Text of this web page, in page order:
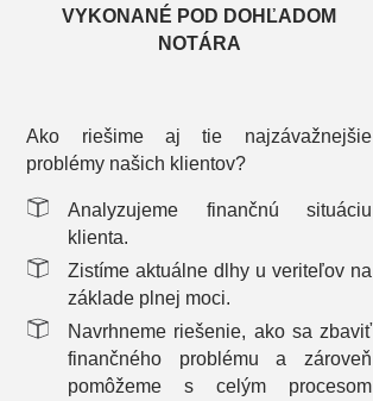
VYKONANÉ POD DOHĽADOM
NOTÁRA
Ako riešime aj tie najzávažnejšie
problémy našich klientov?
Analyzujeme finančnú situáciu
klienta.
Zistíme aktuálne dlhy u veriteľov na
základe plnej moci.
Navrhneme riešenie, ako sa zbaviť
finančného problému a zároveň
pomôžeme s celým procesom